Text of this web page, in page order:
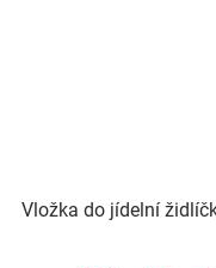
Vložka do jídelní